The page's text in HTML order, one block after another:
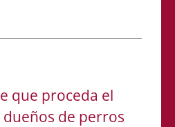
que proceda el
de perros